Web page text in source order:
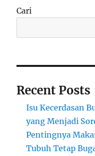
Cari
Recent Posts
Isu Kecerdasan
yang Menjadi
Pentingnya
Tubuh Tetap